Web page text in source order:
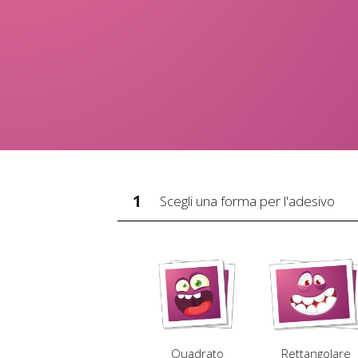
1 Scegli una forma per l'adesivo
Quadrato Rettangolare